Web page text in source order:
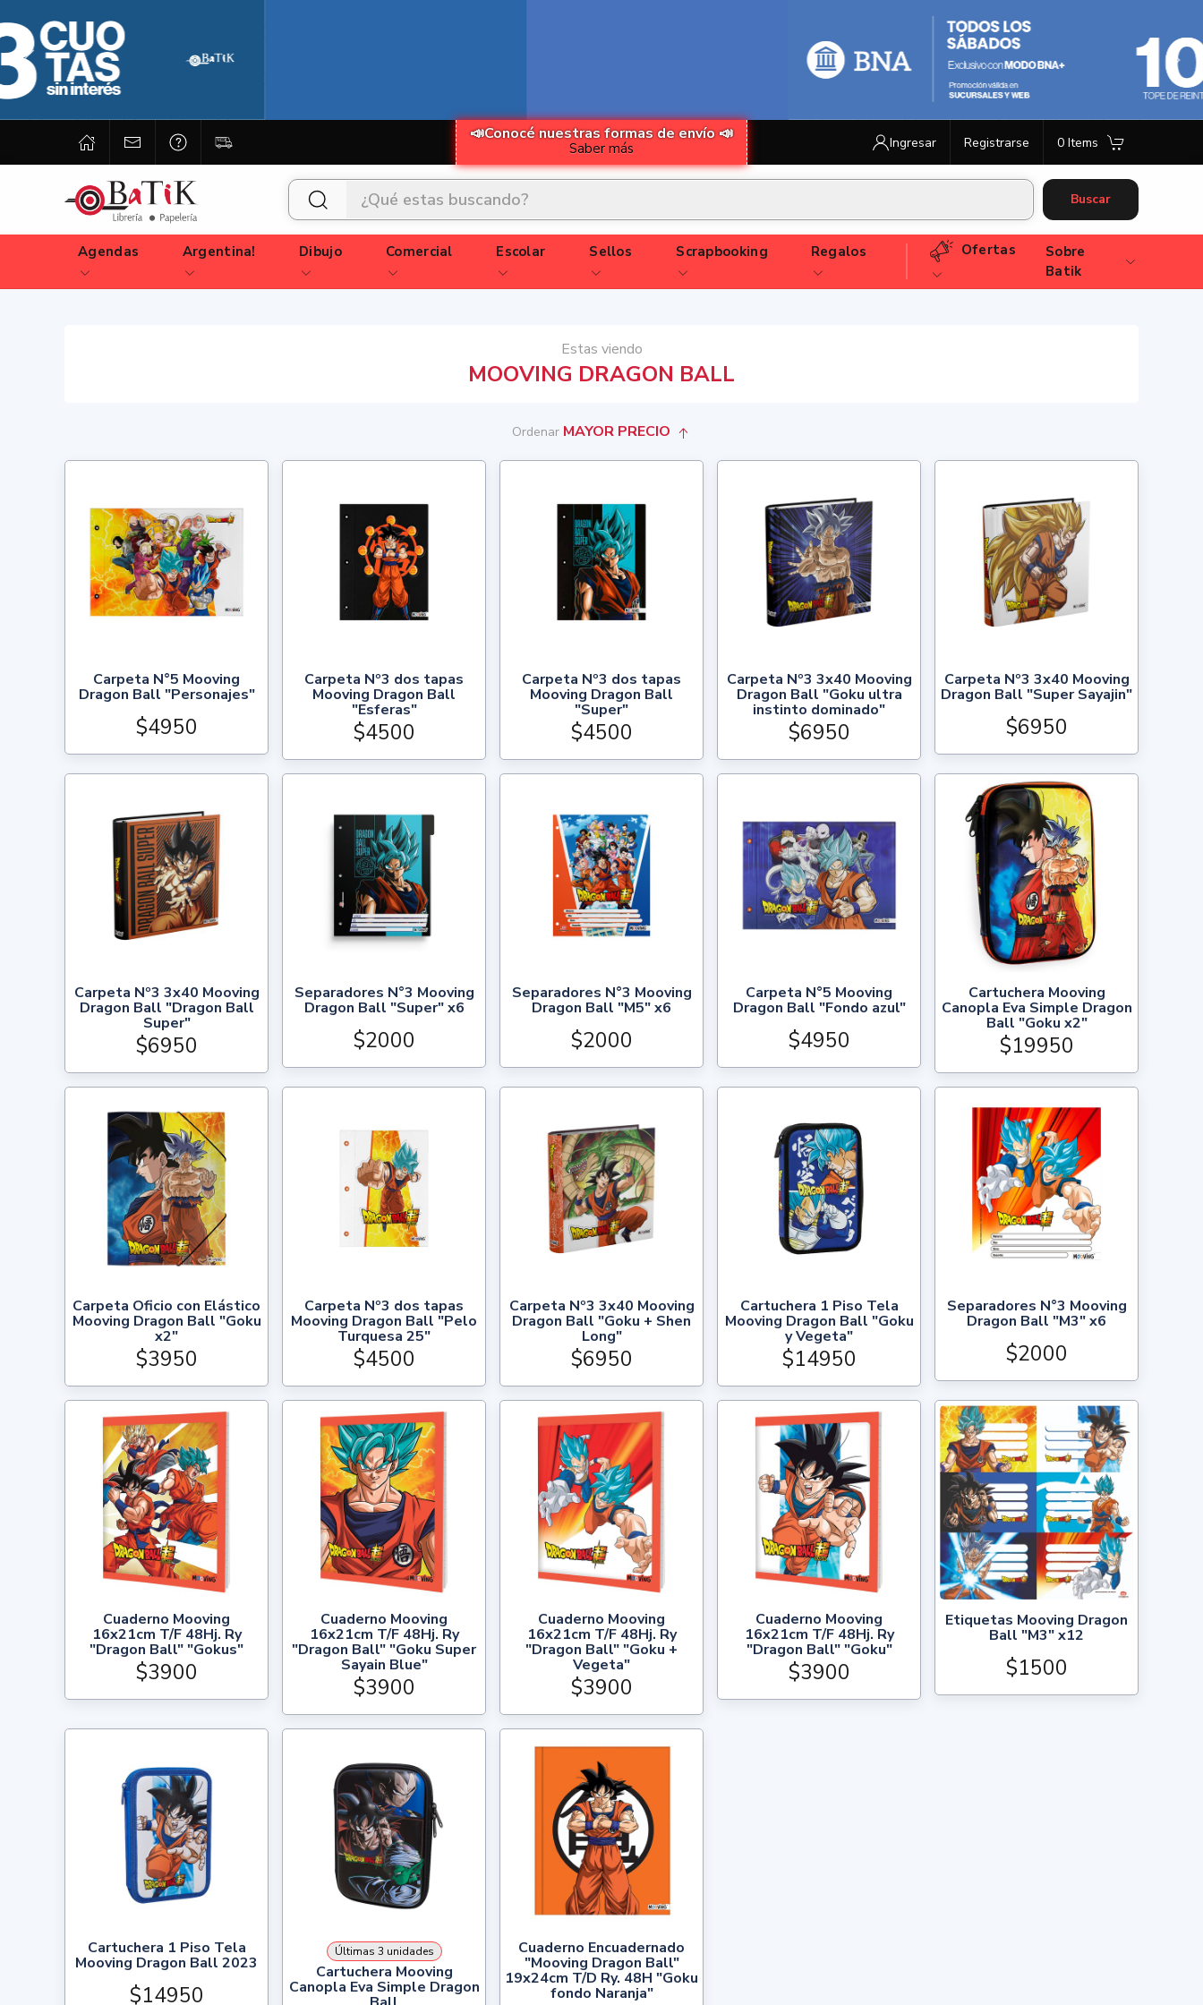
📣Conocé nuestras formas de envío 📣
Saber más Ingresar Registrarse 0 Items
Buscar
Agendas Argentina! Dibujo Comercial Escolar Sellos Scrapbooking Regalos Ofertas
Sobre
Batik
Estas viendo
MOOVING DRAGON BALL
Ordenar MAYOR PRECIO
Carpeta N°5 Mooving
Dragon Ball "Personajes"
$4950
Carpeta Nº3 dos tapas
Mooving Dragon Ball
"Esferas"
$4500
Carpeta Nº3 dos tapas
Mooving Dragon Ball
"Super"
$4500
Carpeta Nº3 3x40 Mooving
Dragon Ball "Goku ultra
instinto dominado"
$6950
Carpeta Nº3 3x40 Mooving
Dragon Ball "Super Sayajin"
$6950
Carpeta Nº3 3x40 Mooving
Dragon Ball "Dragon Ball
Super"
$6950
Separadores N°3 Mooving
Dragon Ball "Super" x6
$2000
Separadores N°3 Mooving
Dragon Ball "M5" x6
$2000
Carpeta N°5 Mooving
Dragon Ball "Fondo azul"
$4950
Cartuchera Mooving
Canopla Eva Simple Dragon
Ball "Goku x2"
$19950
Carpeta Oficio con Elástico
Mooving Dragon Ball "Goku
x2"
$3950
Carpeta Nº3 dos tapas
Mooving Dragon Ball "Pelo
Turquesa 25"
$4500
Carpeta Nº3 3x40 Mooving
Dragon Ball "Goku + Shen
Long"
$6950
Cartuchera 1 Piso Tela
Mooving Dragon Ball "Goku
y Vegeta"
$14950
Separadores N°3 Mooving
Dragon Ball "M3" x6
$2000
Cuaderno Mooving
16x21cm T/F 48Hj. Ry
"Dragon Ball" "Gokus"
$3900
Cuaderno Mooving
16x21cm T/F 48Hj. Ry
"Dragon Ball" "Goku Super
Sayain Blue"
$3900
Cuaderno Mooving
16x21cm T/F 48Hj. Ry
"Dragon Ball" "Goku +
Vegeta"
$3900
Cuaderno Mooving
16x21cm T/F 48Hj. Ry
"Dragon Ball" "Goku"
$3900
Etiquetas Mooving Dragon
Ball "M3" x12
$1500
Cartuchera 1 Piso Tela
Mooving Dragon Ball 2023
$14950
Últimas 3 unidades
Cartuchera Mooving
Canopla Eva Simple Dragon
Cuaderno Encuadernado
"Mooving Dragon Ball"
19x24cm T/D Ry. 48H "Goku
fondo Naranja"